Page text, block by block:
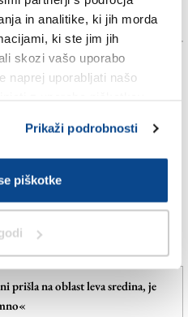
in analitike, ki jih morda
ki ste jim jih
skozi vašo uporabo
naprej uporabljati našo
Prikaži podrobnosti
piškotke
prišla na oblast leva sredina, je